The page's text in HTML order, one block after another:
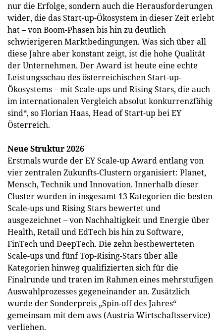
nur die Erfolge, sondern auch die Herausforderungen
wider, die das Start-up-Ökosystem in dieser Zeit erlebt
hat – von Boom-Phasen bis hin zu deutlich
schwierigeren Marktbedingungen. Was sich über all
diese Jahre aber konstant zeigt, ist die hohe Qualität
der Unternehmen. Der Award ist heute eine echte
Leistungsschau des österreichischen Start-up-
Ökosystems – mit Scale-ups und Rising Stars, die auch
im internationalen Vergleich absolut konkurrenzfähig
sind“, so Florian Haas, Head of Start-up bei EY
Österreich.
Neue Struktur 2026
Erstmals wurde der EY Scale-up Award entlang von
vier zentralen Zukunfts-Clustern organisiert: Planet,
Mensch, Technik und Innovation. Innerhalb dieser
Cluster wurden in insgesamt 13 Kategorien die besten
Scale-ups und Rising Stars bewertet und
ausgezeichnet – von Nachhaltigkeit und Energie über
Health, Retail und EdTech bis hin zu Software,
FinTech und DeepTech. Die zehn bestbewerteten
Scale-ups und fünf Top-Rising-Stars über alle
Kategorien hinweg qualifizierten sich für die
Finalrunde und traten im Rahmen eines mehrstufigen
Auswahlprozesses gegeneinander an. Zusätzlich
wurde der Sonderpreis „Spin-off des Jahres“
gemeinsam mit dem aws (Austria Wirtschaftsservice)
verliehen.